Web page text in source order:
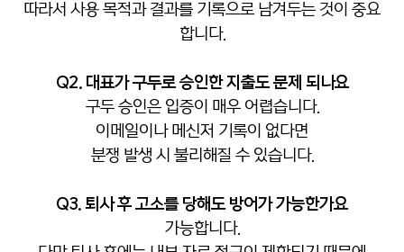
따라서 사용 목적과 결과를 기록으로 남겨두는 것이 중요
합니다.
Q2. 대표가 구두로 승인한 지출도 문제 되나요
구두 승인은 입증이 매우 어렵습니다.
이메일이나 메신저 기록이 없다면
분쟁 발생 시 불리해질 수 있습니다.
Q3. 퇴사 후 고소를 당해도 방어가 가능한가요
가능합니다.